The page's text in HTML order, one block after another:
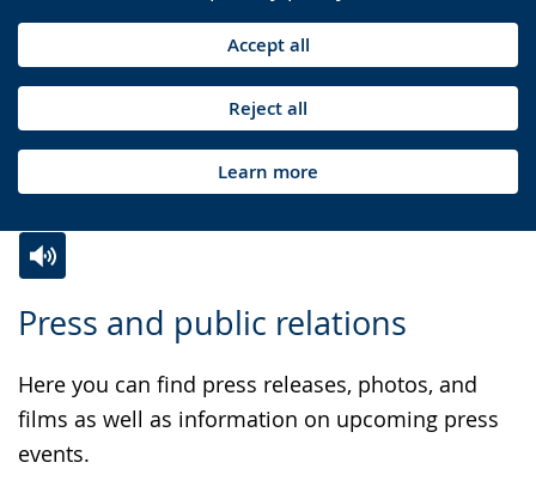
Accept all
Reject all
Learn more
Press and public relations
Here you can find press releases, photos, and
films as well as information on upcoming press
events.
to
language.
audio
video
open
up
presenting